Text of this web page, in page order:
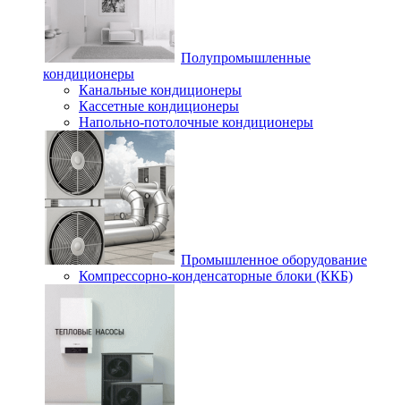
Полупромышленные
кондиционеры
Канальные кондиционеры
Кассетные кондиционеры
Напольно-потолочные кондиционеры
Промышленное оборудование
Компрессорно-конденсаторные блоки (ККБ)